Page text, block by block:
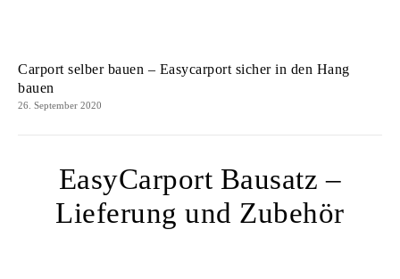
Carport selber bauen – Easycarport sicher in den Hang
bauen
26. September 2020
EasyCarport Bausatz –
Lieferung und Zubehör